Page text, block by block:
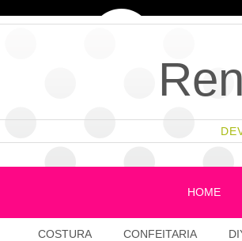
HOME
COSTURA CONFEITARIA